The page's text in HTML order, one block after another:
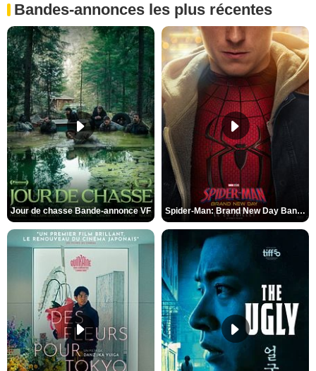
Bandes-annonces les plus récentes
Jour de chasse Bande-annonce VF Spider-Man: Brand New Day Bande-annonce (3) VO STFR